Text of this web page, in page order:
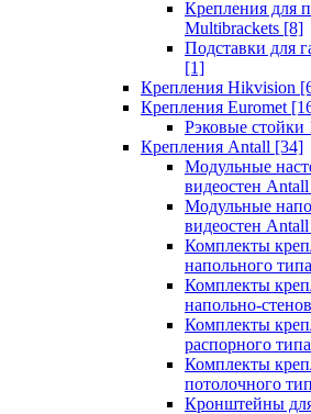
Крепления для
Multibrackets [8]
Подставки для
[1]
Крепления Hikvision
Крепления Euromet
Рэковые стойки
Крепления Antall [34]
Модульные
видеостен Antall
Модульные
видеостен Antall
Комплекты
напольного
Комплекты
напольно-
Комплекты
распорного
Комплекты
потолочного
Кронштейны